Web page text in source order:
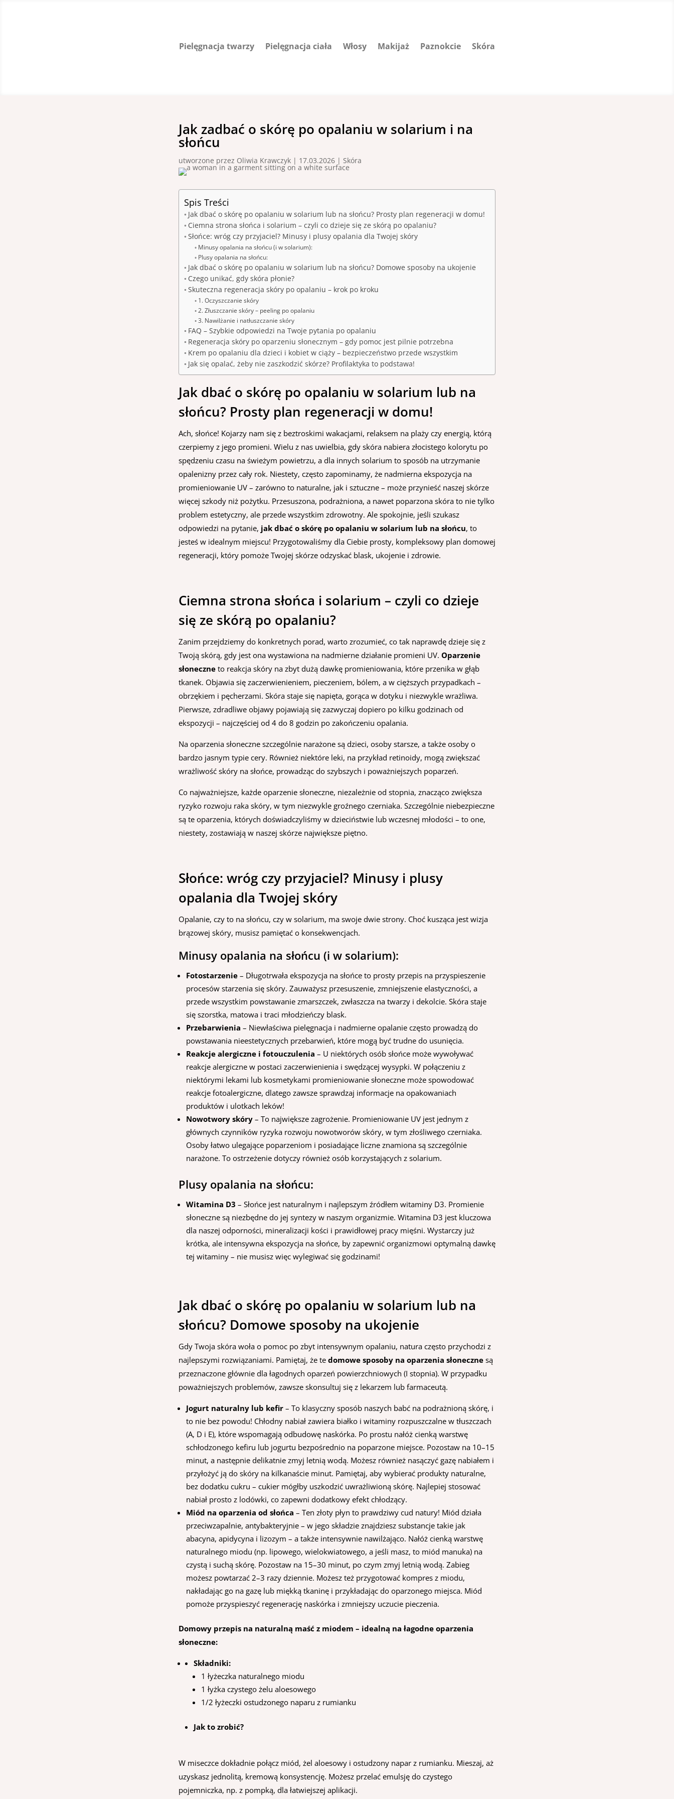
Pielęgnacja twarzy Pielęgnacja ciała Włosy Makijaż Paznokcie Skóra
Jak zadbać o skórę po opalaniu w solarium i na
słońcu
utworzone przez Oliwia Krawczyk| 17.03.2026| Skóra
Spis Treści
Jak dbać o skórę po opalaniu w solarium lub na słońcu? Prosty plan regeneracji w domu!
Ciemna strona słońca i solarium – czyli co dzieje się ze skórą po opalaniu?
Słońce: wróg czy przyjaciel? Minusy i plusy opalania dla Twojej skóry
Minusy opalania na słońcu (i w solarium):
Plusy opalania na słońcu:
Jak dbać o skórę po opalaniu w solarium lub na słońcu? Domowe sposoby na ukojenie
Czego unikać, gdy skóra płonie?
Skuteczna regeneracja skóry po opalaniu – krok po kroku
1. Oczyszczanie skóry
2. Złuszczanie skóry – peeling po opalaniu
3. Nawilżanie i natłuszczanie skóry
FAQ – Szybkie odpowiedzi na Twoje pytania po opalaniu
Regeneracja skóry po oparzeniu słonecznym – gdy pomoc jest pilnie potrzebna
Krem po opalaniu dla dzieci i kobiet w ciąży – bezpieczeństwo przede wszystkim
Jak się opalać, żeby nie zaszkodzić skórze? Profilaktyka to podstawa!
Jak dbać o skórę po opalaniu w solarium lub na
słońcu? Prosty plan regeneracji w domu!
Ach, słońce! Kojarzy nam się z beztroskimi wakacjami, relaksem na plaży czy energią, którą
czerpiemy z jego promieni. Wielu z nas uwielbia, gdy skóra nabiera złocistego kolorytu po
spędzeniu czasu na świeżym powietrzu, a dla innych solarium to sposób na utrzymanie
opalenizny przez cały rok. Niestety, często zapominamy, że nadmierna ekspozycja na
promieniowanie UV – zarówno to naturalne, jak i sztuczne – może przynieść naszej skórze
więcej szkody niż pożytku. Przesuszona, podrażniona, a nawet poparzona skóra to nie tylko
problem estetyczny, ale przede wszystkim zdrowotny. Ale spokojnie, jeśli szukasz
odpowiedzi na pytanie, jak dbać o skórę po opalaniu w solarium lub na słońcu, to
jesteś w idealnym miejscu! Przygotowaliśmy dla Ciebie prosty, kompleksowy plan domowej
regeneracji, który pomoże Twojej skórze odzyskać blask, ukojenie i zdrowie.
Ciemna strona słońca i solarium – czyli co dzieje
się ze skórą po opalaniu?
Zanim przejdziemy do konkretnych porad, warto zrozumieć, co tak naprawdę dzieje się z
Twoją skórą, gdy jest ona wystawiona na nadmierne działanie promieni UV. Oparzenie
słoneczneto reakcja skóry na zbyt dużą dawkę promieniowania, które przenika w głąb
tkanek. Objawia się zaczerwienieniem, pieczeniem, bólem, a w cięższych przypadkach –
obrzękiem i pęcherzami. Skóra staje się napięta, gorąca w dotyku i niezwykle wrażliwa.
Pierwsze, zdradliwe objawy pojawiają się zazwyczaj dopiero po kilku godzinach od
ekspozycji – najczęściej od 4 do 8 godzin po zakończeniu opalania.
Na oparzenia słoneczne szczególnie narażone są dzieci, osoby starsze, a także osoby o
bardzo jasnym typie cery. Również niektóre leki, na przykład retinoidy, mogą zwiększać
wrażliwość skóry na słońce, prowadząc do szybszych i poważniejszych poparzeń.
Co najważniejsze, każde oparzenie słoneczne, niezależnie od stopnia, znacząco zwiększa
ryzyko rozwoju raka skóry, w tym niezwykle groźnego czerniaka. Szczególnie niebezpieczne
są te oparzenia, których doświadczyliśmy w dzieciństwie lub wczesnej młodości – to one,
niestety, zostawiają w naszej skórze największe piętno.
Słońce: wróg czy przyjaciel? Minusy i plusy
opalania dla Twojej skóry
Opalanie, czy to na słońcu, czy w solarium, ma swoje dwie strony. Choć kusząca jest wizja
brązowej skóry, musisz pamiętać o konsekwencjach.
Minusy opalania na słońcu (i w solarium):
Fotostarzenie– Długotrwała ekspozycja na słońce to prosty przepis na przyspieszenie
procesów starzenia się skóry. Zauważysz przesuszenie, zmniejszenie elastyczności, a
przede wszystkim powstawanie zmarszczek, zwłaszcza na twarzy i dekolcie. Skóra staje
się szorstka, matowa i traci młodzieńczy blask.
Przebarwienia – Niewłaściwa pielęgnacja i nadmierne opalanie często prowadzą do
powstawania nieestetycznych przebarwień, które mogą być trudne do usunięcia.
Reakcje alergiczne i fotouczulenia – U niektórych osób słońce może wywoływać
reakcje alergiczne w postaci zaczerwienienia i swędzącej wysypki. W połączeniu z
niektórymi lekami lub kosmetykami promieniowanie słoneczne może spowodować
reakcje fotoalergiczne, dlatego zawsze sprawdzaj informacje na opakowaniach
produktów i ulotkach leków!
Nowotwory skóry– To największe zagrożenie. Promieniowanie UV jest jednym z
głównych czynników ryzyka rozwoju nowotworów skóry, w tym złośliwego czerniaka.
Osoby łatwo ulegające poparzeniom i posiadające liczne znamiona są szczególnie
narażone. To ostrzeżenie dotyczy również osób korzystających z solarium.
Plusy opalania na słońcu:
Witamina D3 – Słońce jest naturalnym i najlepszym źródłem witaminy D3. Promienie
słoneczne są niezbędne do jej syntezy w naszym organizmie. Witamina D3 jest kluczowa
dla naszej odporności, mineralizacji kości i prawidłowej pracy mięśni. Wystarczy już
krótka, ale intensywna ekspozycja na słońce, by zapewnić organizmowi optymalną dawkę
tej witaminy – nie musisz więc wylegiwać się godzinami!
Jak dbać o skórę po opalaniu w solarium lub na
słońcu? Domowe sposoby na ukojenie
Gdy Twoja skóra woła o pomoc po zbyt intensywnym opalaniu, natura często przychodzi z
najlepszymi rozwiązaniami. Pamiętaj, że te domowe sposoby na oparzenia słonecznesą
przeznaczone głównie dla łagodnych oparzeń powierzchniowych (I stopnia). W przypadku
poważniejszych problemów, zawsze skonsultuj się z lekarzem lub farmaceutą.
Jogurt naturalny lub kefir– To klasyczny sposób naszych babć na podrażnioną skórę, i
to nie bez powodu! Chłodny nabiał zawiera białko i witaminy rozpuszczalne w tłuszczach
(A, D i E), które wspomagają odbudowę naskórka. Po prostu nałóż cienką warstwę
schłodzonego kefiru lub jogurtu bezpośrednio na poparzone miejsce. Pozostaw na 10–15
minut, a następnie delikatnie zmyj letnią wodą. Możesz również nasączyć gazę nabiałem i
przyłożyć ją do skóry na kilkanaście minut. Pamiętaj, aby wybierać produkty naturalne,
bez dodatku cukru – cukier mógłby uszkodzić uwrażliwioną skórę. Najlepiej stosować
nabiał prosto z lodówki, co zapewni dodatkowy efekt chłodzący.
Miód na oparzenia od słońca – Ten złoty płyn to prawdziwy cud natury! Miód działa
przeciwzapalnie, antybakteryjnie – w jego składzie znajdziesz substancje takie jak
abacyna, apidycyna i lizozym – a także intensywnie nawilżająco. Nałóż cienką warstwę
naturalnego miodu (np. lipowego, wielokwiatowego, a jeśli masz, to miód manuka) na
czystą i suchą skórę. Pozostaw na 15–30 minut, po czym zmyj letnią wodą. Zabieg
możesz powtarzać 2–3 razy dziennie. Możesz też przygotować kompres z miodu,
nakładając go na gazę lub miękką tkaninę i przykładając do oparzonego miejsca. Miód
pomoże przyspieszyć regenerację naskórka i zmniejszy uczucie pieczenia.
Domowy przepis na naturalną maść z miodem – idealną na łagodne oparzenia
słoneczne:
Składniki:
1 łyżeczka naturalnego miodu
1 łyżka czystego żelu aloesowego
1/2 łyżeczki ostudzonego naparu z rumianku
Jak to zrobić?
W miseczce dokładnie połącz miód, żel aloesowy i ostudzony napar z rumianku. Mieszaj, aż
uzyskasz jednolitą, kremową konsystencję. Możesz przelać emulsję do czystego
pojemniczka, np. z pompką, dla łatwiejszej aplikacji.